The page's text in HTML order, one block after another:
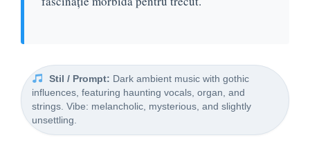
Stil / Prompt: Dark ambient music with gothic
influences, featuring haunting vocals, organ, and
strings. Vibe: melancholic, mysterious, and slightly
unsettling.